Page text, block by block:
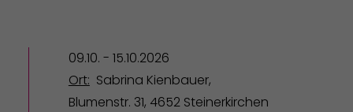
09.10. - 15.10.2026
Ort: Sabrina Kienbauer,
Blumenstr. 31, 4652 Steinerkirchen